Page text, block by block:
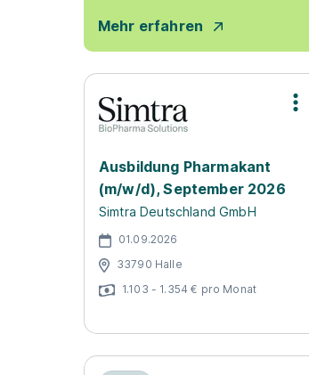
Mehr erfahren
Ausbildung Pharmakant
(m/w/d), September 2026
Simtra Deutschland GmbH
01.09.2026
33790 Halle
1.103 - 1.354 € pro Monat